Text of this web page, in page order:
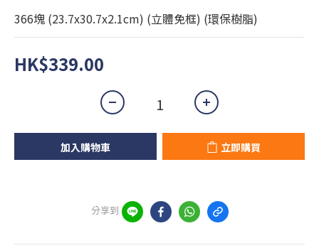
366塊 (23.7x30.7x2.1cm) (立體免框) (環保樹脂)
HK$339.00
加入購物車 立即購買
分享到